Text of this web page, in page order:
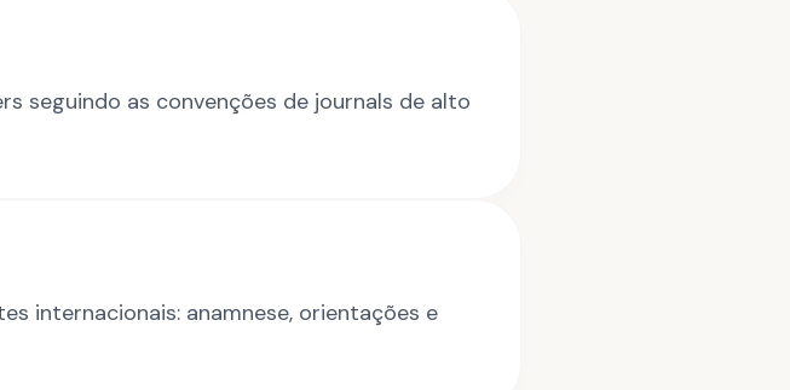
seguindo as convenções de journals de alto
internacionais: anamnese, orientações e